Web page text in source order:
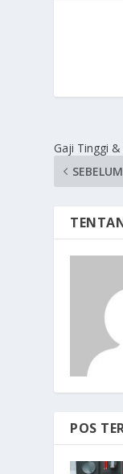
Gaji Tinggi
POS